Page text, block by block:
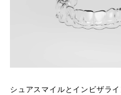
シュアスマイルとインビザラ